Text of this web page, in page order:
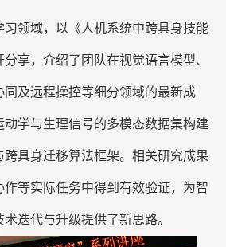
习领域，以《人机系统中跨具身技能
享，介绍了团队在视觉语言模型、
及远程操控等细分领域的最新成
学与生理信号的多模态数据集构建
具身迁移算法框架。相关研究成果
作等实际任务中得到有效验证，为智
迭代与升级提供了新思路。